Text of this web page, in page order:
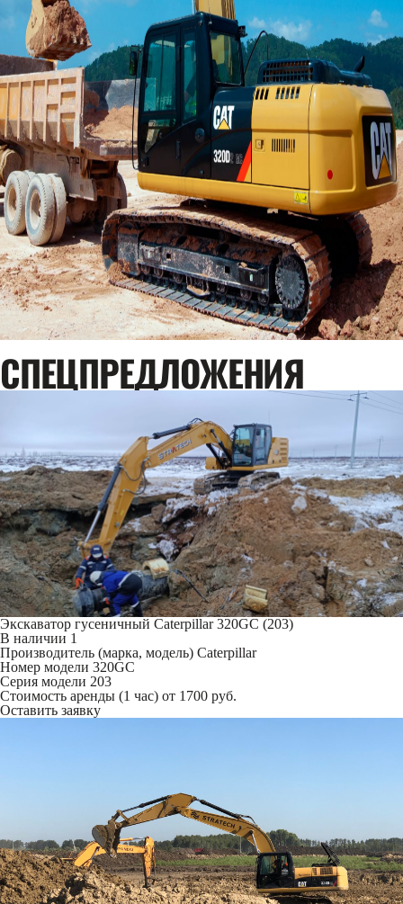
CПЕЦПРЕДЛОЖЕНИЯ
Экскаватор гусеничный Caterpillar 320GC (203)
В наличии 1
Производитель (марка, модель) Caterpillar
Номер модели 320GC
Серия модели 203
Стоимость аренды (1 час) от 1700 руб.
Оставить заявку